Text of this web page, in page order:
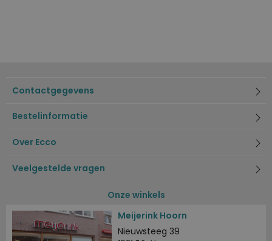
Contactgegevens
Bestelinformatie
Over Ecco
Veelgestelde vragen
Onze winkels
Meijerink Hoorn
Nieuwsteeg 39